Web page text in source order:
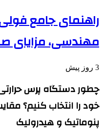
راهنمای جامع
مهندسی، مزایای
3 روز پیش
چطور دستگاه پرس
خود را انتخاب کنیم؟
پنوماتیک و هیدرولیک